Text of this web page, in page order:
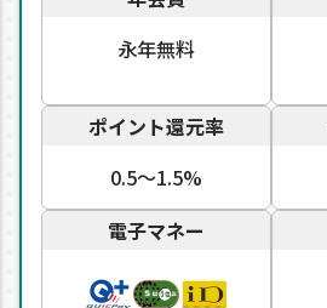
永年無料
ポイント還元率
0.5〜1.5%
電子マネー